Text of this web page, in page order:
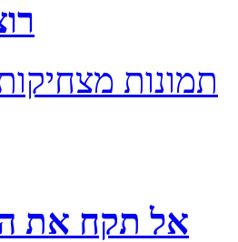
תמונות
אל תקח את